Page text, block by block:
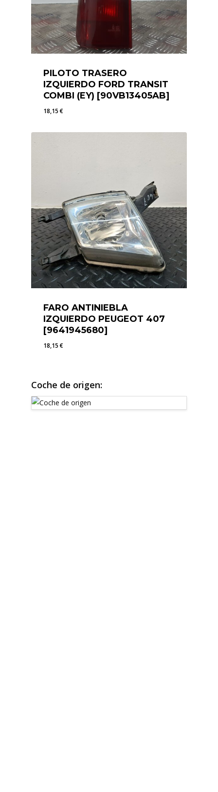
PILOTO TRASERO
IZQUIERDO FORD TRANSIT
COMBI (EY) [90VB13405AB]
18,15€
FARO ANTINIEBLA
IZQUIERDO PEUGEOT 407
[9641945680]
18,15€
Coche de origen: